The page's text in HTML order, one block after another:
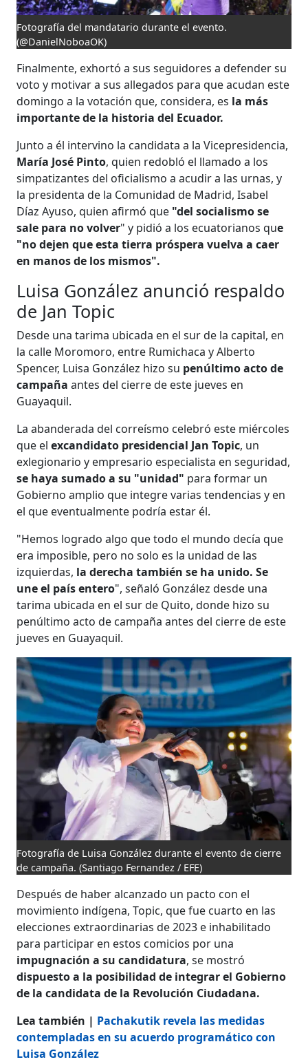
Fotografía del mandatario durante el evento.
(@DanielNoboaOK)
Finalmente, exhortó a sus seguidores a defender su
voto y motivar a sus allegados para que acudan este
domingo a la votación que, considera, es la más
importante de la historia del Ecuador.
Junto a él intervino la candidata a la Vicepresidencia,
María José Pinto, quien redobló el llamado a los
simpatizantes del oficialismo a acudir a las urnas, y
la presidenta de la Comunidad de Madrid, Isabel
Díaz Ayuso, quien afirmó que "del socialismo se
sale para no volver" y pidió a los ecuatorianos que
"no dejen que esta tierra próspera vuelva a caer
en manos de los mismos".
Luisa González anunció respaldo
de Jan Topic
Desde una tarima ubicada en el sur de la capital, en
la calle Moromoro, entre Rumichaca y Alberto
Spencer, Luisa González hizo su penúltimo acto de
campaña antes del cierre de este jueves en
Guayaquil.
La abanderada del correísmo celebró este miércoles
que elexcandidato presidencial Jan Topic, un
exlegionario y empresario especialista en seguridad,
se haya sumado a su "unidad" para formar un
Gobierno amplio que integre varias tendencias y en
el que eventualmente podría estar él.
"Hemos logrado algo que todo el mundo decía que
era imposible, pero no solo es la unidad de las
izquierdas, la derecha también se ha unido. Se
une el país entero", señaló González desde una
tarima ubicada en el sur de Quito, donde hizo su
penúltimo acto de campaña antes del cierre de este
jueves en Guayaquil.
Fotografía de Luisa González durante el evento de cierre
de campaña. (Santiago Fernandez / EFE)
Después de haber alcanzado un pacto con el
movimiento indígena, Topic, que fue cuarto en las
elecciones extraordinarias de 2023 e inhabilitado
para participar en estos comicios por una
impugnación a su candidatura, se mostró
dispuesto a la posibilidad de integrar el Gobierno
de la candidata de la Revolución Ciudadana.
Lea también | Pachakutik revela las medidas
contempladas en su acuerdo programático con
Luisa González